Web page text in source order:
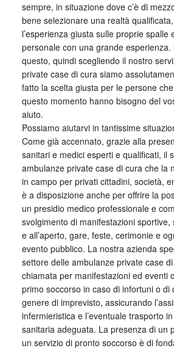
sempre, in situazione dove c’è di
bene selezionare una realtà
l’esperienza giusta sulle proprie spalle
personale con una grande esperienza.
questo, quindi scegliendo il nostro
private case di cura siamo
fatto la scelta giusta per le persone
questo momento hanno bisogno del
aiuto.
Possiamo aiutarvi in tantissime
Come già accennato, grazie alla
sanitari e medici esperti e qualificati, il
ambulanze private case di cura che la
in campo per privati cittadini, società,
è a disposizione anche per offrire la
un presidio medico professionale e
svolgimento di manifestazioni sportive,
e all’aperto, gare, feste, cerimonie e
evento pubblico. La nostra azienda
settore delle ambulanze private case
chiamata per manifestazioni ed eventi
primo soccorso in caso di infortuni o di
genere di imprevisto, assicurando
infermieristica e l’eventuale trasporto
sanitaria adeguata. La presenza di un
un servizio di pronto soccorso è di